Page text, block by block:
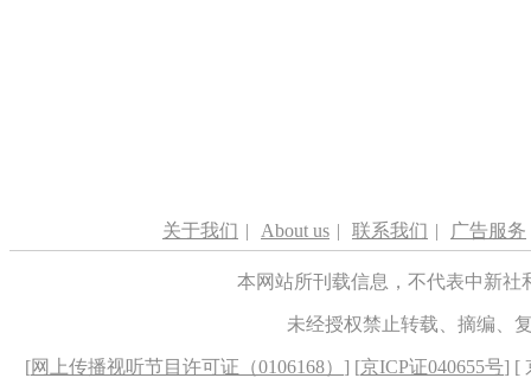
关于我们 | About us | 联系我们 | 广告服务
本网站所刊载信息，不代表中新
未经授权禁止转载、摘编、
[网上传播视听节目许可证（0106168） ] [京ICP证040655号] [